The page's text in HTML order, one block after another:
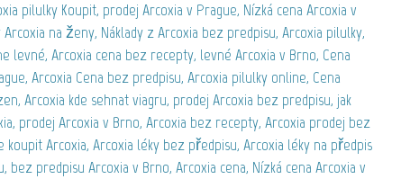
pilulky Koupit, prodej Arcoxia v Prague, Nízká cena Arcoxia v
na ženy, Náklady z Arcoxia bez predpisu, Arcoxia pilulky,
levné, Arcoxia cena bez recepty, levné Arcoxia v Brno, Cena
Arcoxia Cena bez predpisu, Arcoxia pilulky online, Cena
Arcoxia kde sehnat viagru, prodej Arcoxia bez predpisu, jak
prodej Arcoxia v Brno, Arcoxia bez recepty, Arcoxia prodej bez
koupit Arcoxia, Arcoxia léky bez předpisu, Arcoxia léky na předpis
bez predpisu Arcoxia v Brno, Arcoxia cena, Nízká cena Arcoxia v